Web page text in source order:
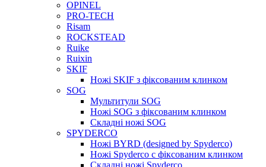
OPINEL
PRO-TECH
Risam
ROCKSTEAD
Ruike
Ruixin
SKIF
Ножі SKIF з фіксованим клинком
SOG
Мультитули SOG
Ножі SOG з фіксованим клинком
Складні ножі SOG
SPYDERCO
Ножі BYRD (designed by Spyderco)
Ножі Spyderco c фіксованим клинком
Складні ножі Spyderco